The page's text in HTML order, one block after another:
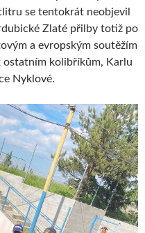
se tentokrát neobjevil
Zlaté přilby totiž po
a evropským soutěžím
ostatním kolibříkům, Karlu
Nyklové.